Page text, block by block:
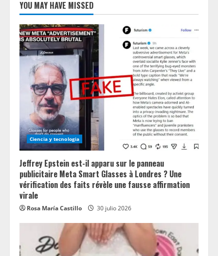
YOU MAY HAVE MISSED
Ciencia y tecnologia
Jeffrey Epstein est-il apparu sur le panneau
publicitaire Meta Smart Glasses à Londres ? Une
vérification des faits révèle une fausse affirmation
virale
Rosa María Castillo 30 julio 2026